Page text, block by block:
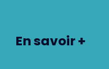
En savoir +